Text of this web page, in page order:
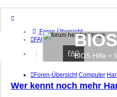
Foren-Übersicht
FAQ
Anmelden
Registrieren
BIOS Hilfe +
FAQ
Foren-Übersicht Computer
Wer kennt noch mehr